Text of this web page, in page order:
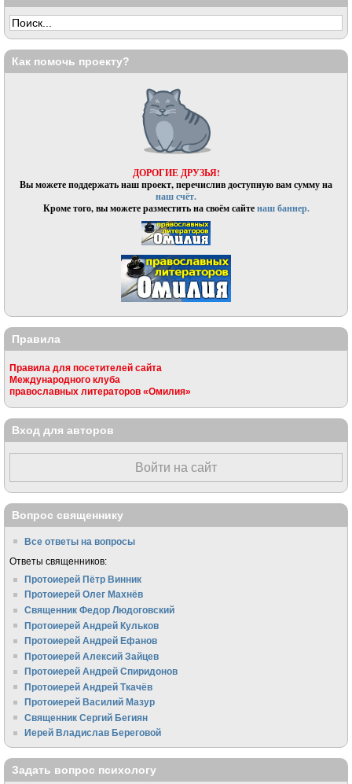
Как помочь проекту?
ДОРОГИЕ ДРУЗЬЯ!
Вы можете поддержать наш проект, перечислив доступную вам сумму на
наш счёт.
Кроме того, вы можете разместить на своём сайтенаш баннер.
Правила
Правила для посетителей сайта
Международного клуба
православных литераторов «Омилия»
Вход для авторов
Войти на сайт
Вопрос священнику
Все ответы на вопросы
Ответы священников:
Протоиерей Пётр Винник
Протоиерей Олег Махнёв
Священник Федор Людоговский
Протоиерей Андрей Кульков
Протоиерей Андрей Ефанов
Протоиерей Алексий Зайцев
Протоиерей Андрей Спиридонов
Протоиерей Андрей Ткачёв
Протоиерей Василий Мазур
Священник Сергий Бегиян
Иерей Владислав Береговой
Задать вопрос психологу